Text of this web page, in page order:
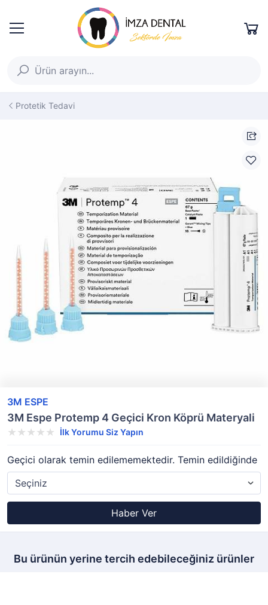
Protetik Tedavi
3M ESPE
3M Espe Protemp 4 Geçici Kron Köprü Materyali
İlk Yorumu Siz Yapın
Geçici olarak temin edilememektedir. Temin edildiğinde
Haber Ver
Bu ürünün yerine tercih edebileceğiniz ürünler